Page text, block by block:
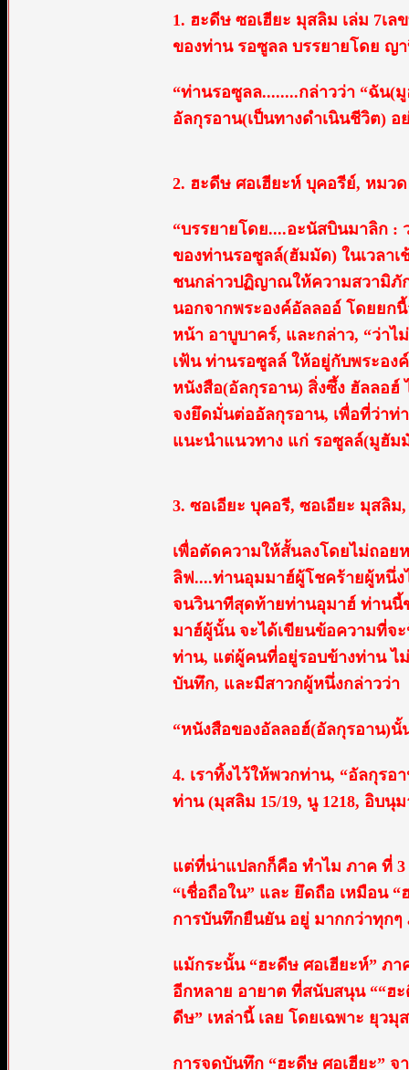
1. ฮะดีษ ซอเฮียะ มุสลิม เล่ม 7เ
ของท่าน รอซูลล บรรยายโดย ญ
“ท่านรอซูลล........กล่าวว่า “ฉัน
อัลกุรอาน(เป็นทางดำเนินชีวิต)
2. ฮะดีษ ศอเฮียะห์ บุคอรีย์, หมวด
“บรรยายโดย....อะนัสบินมาลิก
ของท่านรอซูลล์(ฮัมมัด) ในเวลา
ชนกล่าวปฏิญาณให้ความสวามิภั
นอกจากพระองค์อัลลออ์ โดยยก
หน้า อาบูบาคร์, และกล่าว, “ว่าไ
เฟ้น ท่านรอซูลล์ ให้อยู่กับพระอง
หนังสือ(อัลกุรอาน) สิ่งซึ้ง ฮัลลอ
จงยึดมั่นต่ออัลกุรอาน, เพื่อที่ว่าท่
แนะนำแนวทาง แก่ รอซูลล์(มูฮัม
3. ซอเอียะ บุคอรี, ซอเอียะ มุสลิ
เพื่อตัดความให้สั้นลงโดยไม่ถอย
ลิฟ....ท่านอุมมาฮ์ผู้โชคร้ายผู้หนึ่
จนวินาทีสุดท้ายท่านอุมาฮ์ ท่านนี้
มาฮ์ผู้นั้น จะได้เขียนข้อความที่จ
ท่าน, แต่ผู้คนที่อยู่รอบข้างท่าน ไ
บันทึก, และมีสาวกผู้หนึ่งกล่าวว่า
“หนังสือของอัลลอฮ์(อัลกุรอาน)นั้
4. เราทิ้งไว้ให้พวกท่าน, “อัลกุรอ
ท่าน (มุสลิม 15/19, นู 1218, อิบนุ
แต่ที่น่าแปลกก็คือ ทำไม ภาค ที่ 3
“เชื่อถือใน” และ ยึดถือ เหมือน
การบันทึกยืนยัน อยู่ มากกว่าทุกๆ
แม้กระนั้น “ฮะดีษ ศอเฮียะห์” ภ
อีกหลาย อายาต ที่สนับสนุน ““ฮ
ดีษ” เหล่านี้ เลย โดยเฉพาะ ยุว
การจดบันทึก “ฮะดีษ ศอเฮียะ”